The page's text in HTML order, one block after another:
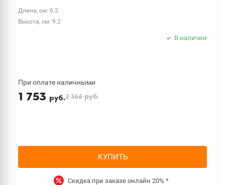
Длина, см: 6.2
Высота, см: 9.2
В наличии
При оплате наличными
1 753 руб.2 366руб.
КУПИТЬ
Скидка при заказе онлайн 20% *